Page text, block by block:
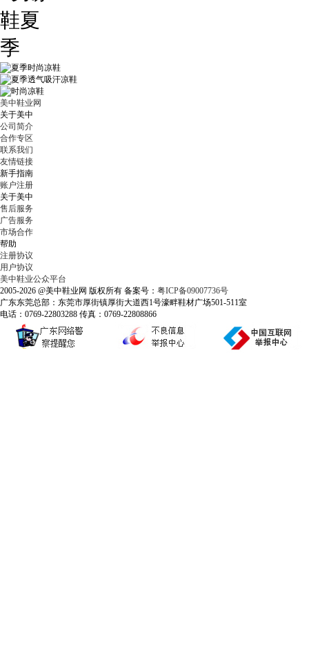
美中鞋业网
关于美中
公司简介
合作专区
联系我们
友情链接
新手指南
账户注册
关于美中
售后服务
广告服务
市场合作
帮助
注册协议
用户协议
美中鞋业公众平台
2005-2026 @美中鞋业网 版权所有 备案号： 粤ICP备09007736号
广东东莞总部：东莞市厚街镇厚街大道西1号濠畔鞋材广场501-511室
电话：0769-22803288 传真：0769-22808866